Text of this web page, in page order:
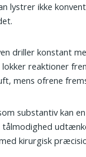
lystrer ikke
driller konstant
lokker reaktioner
mens ofrene
substantiv kan
kirurgisk